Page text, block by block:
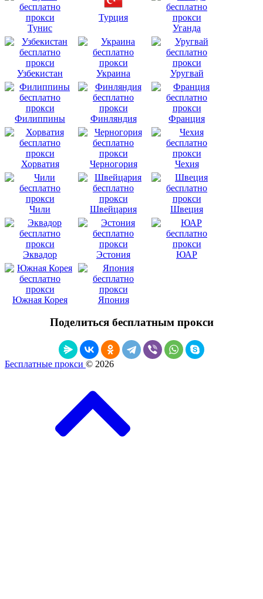
Тунис
Турция
Уганда
Узбекистан Украина Уругвай
Филиппины Финляндия Франция
Хорватия Черногория Чехия
Чили Швейцария Швеция
Эквадор Эстония ЮАР
Южная Корея Япония
Поделиться бесплатным прокси
Бесплатные прокси © 2026